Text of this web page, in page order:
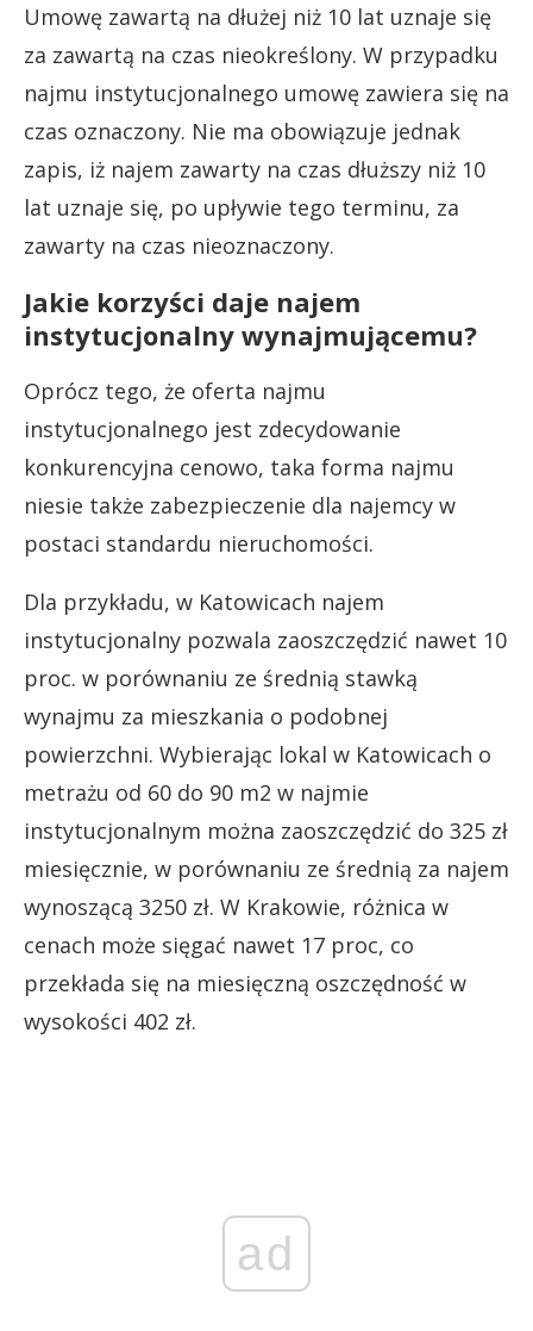
Umowę zawartą na dłużej niż 10 lat uznaje się
za zawartą na czas nieokreślony. W przypadku
najmu instytucjonalnego umowę zawiera się na
czas oznaczony. Nie ma obowiązuje jednak
zapis, iż najem zawarty na czas dłuższy niż 10
lat uznaje się, po upływie tego terminu, za
zawarty na czas nieoznaczony.
Jakie korzyści daje najem
instytucjonalny wynajmującemu?
Oprócz tego, że oferta najmu
instytucjonalnego jest zdecydowanie
konkurencyjna cenowo, taka forma najmu
niesie także zabezpieczenie dla najemcy w
postaci standardu nieruchomości.
Dla przykładu, w Katowicach najem
instytucjonalny pozwala zaoszczędzić nawet 10
proc. w porównaniu ze średnią stawką
wynajmu za mieszkania o podobnej
powierzchni. Wybierając lokal w Katowicach o
metrażu od 60 do 90 m2 w najmie
instytucjonalnym można zaoszczędzić do 325 zł
miesięcznie, w porównaniu ze średnią za najem
wynoszącą 3250 zł. W Krakowie, różnica w
cenach może sięgać nawet 17 proc, co
przekłada się na miesięczną oszczędność w
wysokości 402 zł.
ad